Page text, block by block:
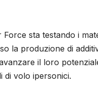
Force sta testando i
la produzione di
il loro
di volo ipersonici.